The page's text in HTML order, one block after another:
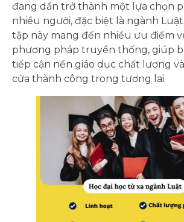
đang dần trở thành một lựa chọn
nhiều người, đặc biệt là ngành
tập này mang đến nhiều ưu điểm
phương pháp truyền thống, giúp
tiếp cận nền giáo dục chất lượng
cửa thành công trong tương lai.